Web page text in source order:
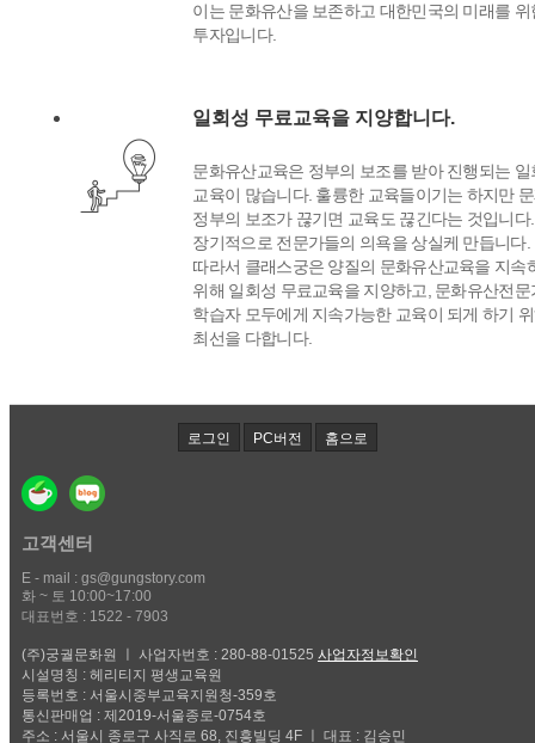
이는 문화유산을 보존하고 대한민국의 미래를 위
투자입니다.
일회성 무료교육을 지양합니다.
문화유산교육은 정부의 보조를 받아 진행되는 일
교육이 많습니다. 훌륭한 교육들이기는 하지만
정부의 보조가 끊기면 교육도 끊긴다는 것입니다
장기적으로 전문가들의 의욕을 상실케 만듭니다.
따라서 클래스궁은 양질의 문화유산교육을 지속
위해 일회성 무료교육을 지양하고, 문화유산전문
학습자 모두에게 지속가능한 교육이 되게 하기
최선을 다합니다.
로그인 PC버전 홈으로
고객센터
E - mail : gs@gungstory.com
화 ~ 토 10:00~17:00
대표번호 : 1522 - 7903
(주)궁궐문화원 ㅣ 사업자번호 : 280-88-01525 사업자정보확인
시설명칭 : 헤리티지 평생교육원
등록번호 : 서울시중부교육지원청-359호
통신판매업 : 제2019-서울종로-0754호
주소 : 서울시 종로구 사직로 68, 진흥빌딩 4F ㅣ 대표 : 김승민